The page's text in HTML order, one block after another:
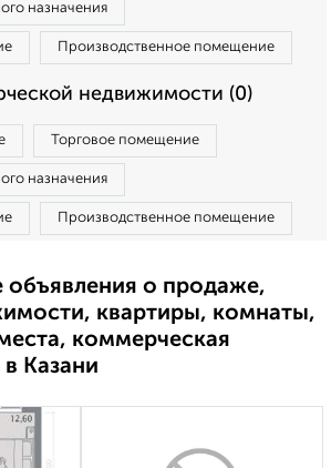
назначения
Производственное помещение
недвижимости (0)
Торговое помещение
назначения
Производственное помещение
о продаже,
квартиры, комнаты,
коммерческая
Казани